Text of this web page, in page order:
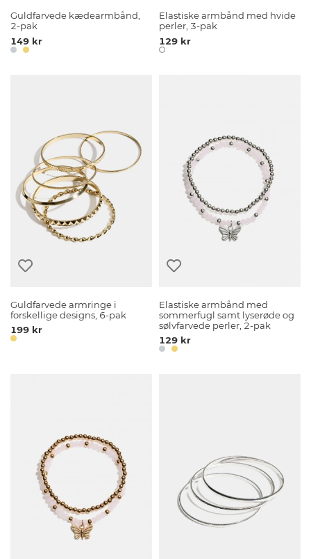
Guldfarvede kædearmbånd,
2-pak
149 kr
Elastiske armbånd med hvide
perler, 3-pak
129 kr
Guldfarvede armringe i
forskellige designs, 6-pak
199 kr
Elastiske armbånd med
sommerfugl samt lyserøde og
sølvfarvede perler, 2-pak
129 kr